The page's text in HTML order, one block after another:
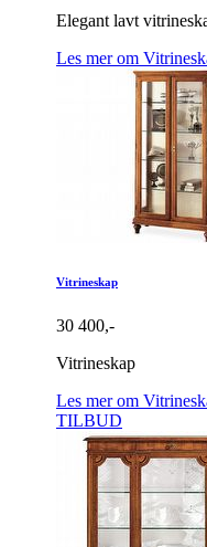
Elegant lavt
Les mer om
Vitrineskap
30 400,-
Vitrineskap
Les mer om
TILBUD